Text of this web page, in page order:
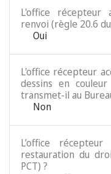
L'office récepteur
renvoi (règle 20.6 du
Oui
L'office récepteur
dessins en
transmet-il au
Non
L’office
restauration du
PCT) ?